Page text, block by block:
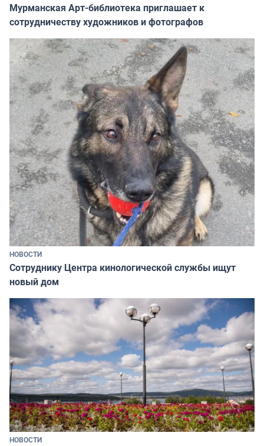
Мурманская Арт-библиотека приглашает к
сотрудничеству художников и фотографов
НОВОСТИ
Сотруднику Центра кинологической службы ищут
новый дом
НОВОСТИ